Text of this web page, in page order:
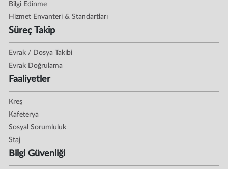
Bilgi Edinme
Hizmet Envanteri & Standartları
Süreç Takip
Evrak / Dosya Takibi
Evrak Doğrulama
Faaliyetler
Kreş
Kafeterya
Sosyal Sorumluluk
Staj
Bilgi Güvenliği